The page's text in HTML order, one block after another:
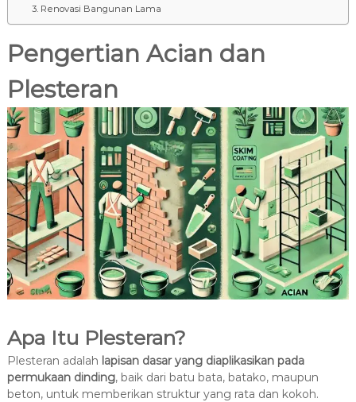
3. Renovasi Bangunan Lama
Pengertian Acian dan
Plesteran
Apa Itu Plesteran?
Plesteran adalah lapisan dasar yang diaplikasikan pada
permukaan dinding, baik dari batu bata, batako, maupun
beton, untuk memberikan struktur yang rata dan kokoh.